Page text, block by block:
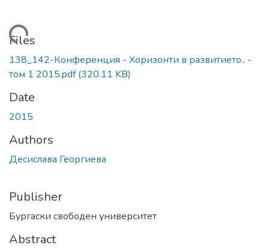
Loading...
Files
138_142-Конференция - Хоризонти в развитието.. -
том 1 2015.pdf(320.11 KB)
Date
2015
Authors
Десислава Георгиева
Publisher
Бургаски свободен университет
Abstract